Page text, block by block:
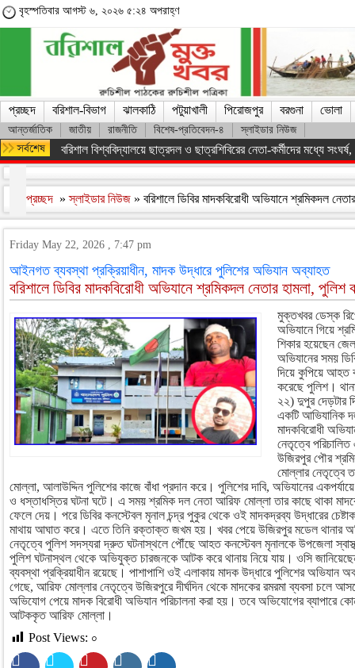
বৃহস্পতিবার আগস্ট ৬, ২০২৬ ৫:২৪ অপরাহ্ণ
প্রচ্ছদ বরিশাল-বিভাগ ঝালকাঠি পটুয়াখালী পিরোজপুর বরগুনা ভোলা
আন্তর্জাতিক জাতীয় রাজনীতি বিশেষ-প্রতিবেদন-৪ স্লাইডার নিউজ
অসংখ্য শহিদের রক্তের বিনিময়ে ফ্যাসিস্ট সরকারকে হটানো সম্ভব হয়েছে :
প্রচ্ছদ »স্লাইডার নিউজ » বরিশালে ডিবির মাদকবিরোধী অভিযানে শ্রমিকদল
Friday May 22, 2026 , 7:47 pm
আইনগত ব্যবস্থা প্রক্রিয়াধীন, মাদক উদ্ধারে পুলিশের অভিযান অব্যাহত
বরিশালে ডিবির মাদকবিরোধী অভিযানে শ্রমিকদল নেতার হামলা,
মুক্তখবর ডেস্ক
অভিযানে গিয়ে
শিকার হয়েছেন
অভিযানের সময়
দিয়ে কুপিয়ে আহত
করেছে পুলিশ।
২২) দুপুর দেড়টার
একটি আভিযানিক
মাদকবিরোধী
নেতৃত্বে
উজিরপুর পৌর
মোল্লার নেতৃত্বে
মোল্লা, আলাউদ্দিন পুলিশের কাজে বাঁধা প্রদান করে। পুলিশের দাবি, অভিযানের
ও ধস্তাধস্তির ঘটনা ঘটে। এ সময় শ্রমিক দল নেতা আরিফ মোল্লা তার কাছে থাকা
ফেলে দেয়। পরে ডিবির কনস্টেবল মৃনাল চন্দ্র পুকুর থেকে ওই মাদকদ্রব্য উদ্ধারের
মাথায় আঘাত করে। এতে তিনি রক্তাক্ত জখম হয়। খবর পেয়ে উজিরপুর মডেল থানার
নেতৃত্বে পুলিশ সদস্যরা দ্রুত ঘটনাস্থলে পৌঁছে আহত কনস্টেবল মৃনালকে উপজেলা
পুলিশ ঘটনাস্থল থেকে অভিযুক্ত চারজনকে আটক করে থানায় নিয়ে যায়। ওসি
ব্যবস্থা প্রক্রিয়াধীন রয়েছে। পাশাপাশি ওই এলাকায় মাদক উদ্ধারে পুলিশের অভিযান
গেছে, আরিফ মোল্লার নেতৃত্বে উজিরপুরে দীর্ঘদিন থেকে মাদকের রমরমা ব্যবসা চলে
অভিযোগ পেয়ে মাদক বিরোধী অভিযান পরিচালনা করা হয়। তবে অভিযোগের ব্যাপারে
আটককৃত আরিফ মোল্লা।
Post Views: ০